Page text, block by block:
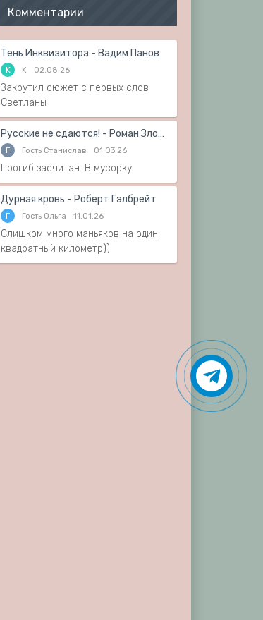
Комментарии
Тень Инквизитора - Вадим Панов
K K 02.08.26
Закрутил сюжет с первых слов
Светланы
Русские не сдаются! - Роман Злотников
Г Гость Станислав 01.03.26
Прогиб засчитан. В мусорку.
Дурная кровь - Роберт Гэлбрейт
Г Гость Ольга 11.01.26
Слишком много маньяков на один
квадратный километр))